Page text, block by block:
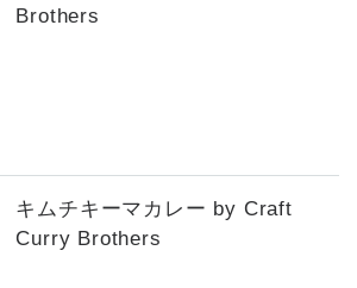
Brothers
キムチキーマカレー by Craft
Curry Brothers